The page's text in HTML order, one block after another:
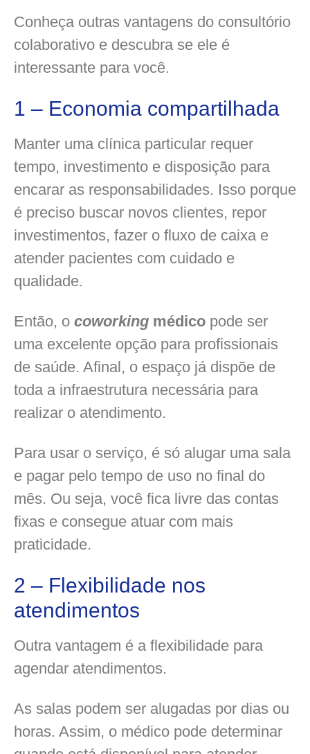
Conheça outras vantagens do consultório
colaborativo e descubra se ele é
interessante para você.
1 – Economia compartilhada
Manter uma clínica particular requer
tempo, investimento e disposição para
encarar as responsabilidades. Isso porque
é preciso buscar novos clientes, repor
investimentos, fazer o fluxo de caixa e
atender pacientes com cuidado e
qualidade.
Então, o coworking médico pode ser
uma excelente opção para profissionais
de saúde. Afinal, o espaço já dispõe de
toda a infraestrutura necessária para
realizar o atendimento.
Para usar o serviço, é só alugar uma sala
e pagar pelo tempo de uso no final do
mês. Ou seja, você fica livre das contas
fixas e consegue atuar com mais
praticidade.
2 – Flexibilidade nos
atendimentos
Outra vantagem é a flexibilidade para
agendar atendimentos.
As salas podem ser alugadas por dias ou
horas. Assim, o médico pode determinar